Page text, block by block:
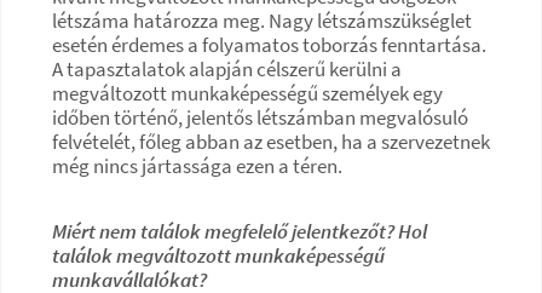
létszáma határozza meg. Nagy létszámszükséglet
esetén érdemes a folyamatos toborzás fenntartása.
A tapasztalatok alapján célszerű kerülni a
megváltozott munkaképességű személyek egy
időben történő, jelentős létszámban megvalósuló
felvételét, főleg abban az esetben, ha a szervezetnek
még nincs jártassága ezen a téren.
Miért nem találok megfelelő jelentkezőt? Hol
találok megváltozott munkaképességű
munkavállalókat?